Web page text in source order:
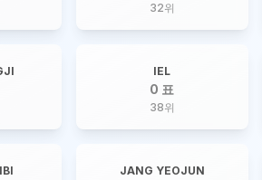
32위
IEL
0 표
38위
JANG YEOJUN